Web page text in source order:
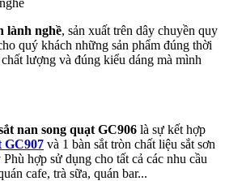
lành nghề, sản xuất trên dây chuyền quy
quý khách những sản phẩm đúng thời
lượng và đúng kiểu dáng mà mình
nan song quạt GC906 là sự kết hợp
GC907 và 1 bàn sắt tròn chất liệu sắt sơn
hợp sử dụng cho tất cả các nhu cầu
cafe, trà sữa, quán bar...